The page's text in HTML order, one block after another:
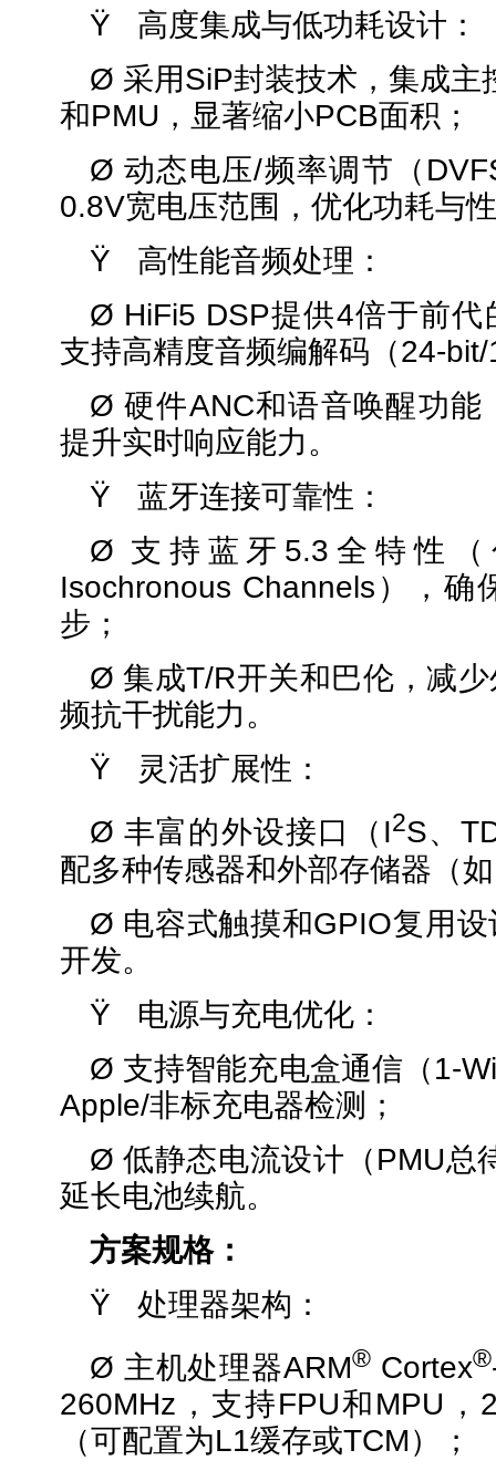
Ÿ
高度集成与低功耗设计：
Ø 采用SiP封装技术，集成主
和PMU，显著缩小PCB面积；
Ø 动态电压/频率调节（
0.8V宽电压范围，优化功耗与
Ÿ 高性能音频处理：
Ø HiFi5 DSP提供4倍于前代
支持高精度音频编解码（24-
Ø 硬件ANC和语音唤醒功能
提升实时响应能力。
Ÿ 蓝牙连接可靠性：
Ø 支持蓝牙5.3全特性（
Isochronous Channels），确
步；
Ø 集成T/R开关和巴伦，减
频抗干扰能力。
Ÿ 灵活扩展性：
Ø 丰富的外设接口（I2S、
配多种传感器和外部存储器（
Ø 电容式触摸和GPIO复用
开发。
Ÿ 电源与充电优化：
Ø 支持智能充电盒通信（1-
Apple/非标充电器检测；
Ø 低静态电流设计（PMU总
延长电池续航。
方案规格：
Ÿ 处理器架构：
Ø 主机处理器ARM® Cortex®
260MHz，支持FPU和MPU，
（可配置为L1缓存或TCM）；